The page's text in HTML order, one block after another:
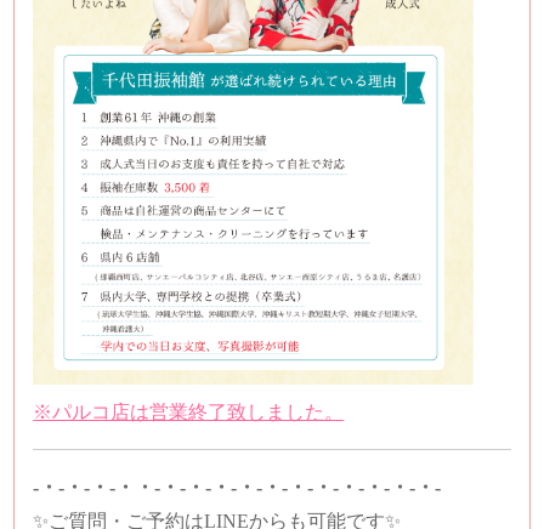
※パルコ店は営業終了致しました。
-・-・-・-・・-・-・-・-・-・-・-・-・-・-・-・-
✨ご質問・ご予約はLINEからも可能です✨